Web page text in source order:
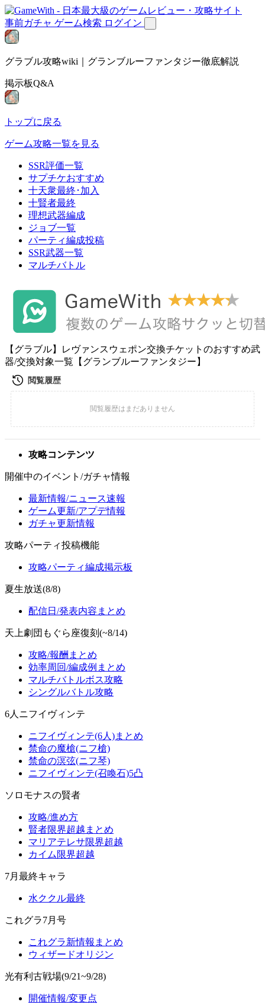
事前ガチャ ゲーム検索 ログイン
グラブル攻略wiki｜グランブルーファンタジー徹底解説
掲示板Q&A
トップに戻る
ゲーム攻略一覧を見る
SSR評価一覧
サプチケおすすめ
十天衆最終･加入
十賢者最終
理想武器編成
ジョブ一覧
パーティ編成投稿
SSR武器一覧
マルチバトル
【グラブル】レヴァンスウェポン交換チケットのおすすめ武
器/交換対象一覧【グランブルーファンタジー】
攻略コンテンツ
開催中のイベント/ガチャ情報
最新情報/ニュース速報
ゲーム更新/アプデ情報
ガチャ更新情報
攻略パーティ投稿機能
攻略パーティ編成掲示板
夏生放送(8/8)
配信日/発表内容まとめ
天上劇団もぐら座復刻(~8/14)
攻略/報酬まとめ
効率周回/編成例まとめ
マルチバトルボス攻略
シングルバトル攻略
6人ニフイヴィンテ
ニフイヴィンテ(6人)まとめ
禁命の魔槍(ニフ槍)
禁命の溟弦(ニフ琴)
ニフイヴィンテ(召喚石)5凸
ソロモナスの賢者
攻略/進め方
賢者限界超越まとめ
マリアテレサ限界超越
カイム限界超越
7月最終キャラ
水ククル最終
これグラ7月号
これグラ新情報まとめ
ウィザードオリジン
光有利古戦場(9/21~9/28)
開催情報/変更点